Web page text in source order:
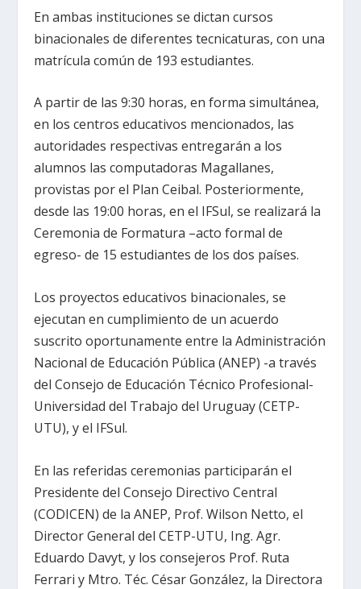
En ambas instituciones se dictan cursos
binacionales de diferentes tecnicaturas, con una
matrícula común de 193 estudiantes.
A partir de las 9:30 horas, en forma simultánea,
en los centros educativos mencionados, las
autoridades respectivas entregarán a los
alumnos las computadoras Magallanes,
provistas por el Plan Ceibal. Posteriormente,
desde las 19:00 horas, en el IFSul, se realizará la
Ceremonia de Formatura –acto formal de
egreso- de 15 estudiantes de los dos países.
Los proyectos educativos binacionales, se
ejecutan en cumplimiento de un acuerdo
suscrito oportunamente entre la Administración
Nacional de Educación Pública (ANEP) -a través
del Consejo de Educación Técnico Profesional-
Universidad del Trabajo del Uruguay (CETP-
UTU), y el IFSul.
En las referidas ceremonias participarán el
Presidente del Consejo Directivo Central
(CODICEN) de la ANEP, Prof. Wilson Netto, el
Director General del CETP-UTU, Ing. Agr.
Eduardo Davyt, y los consejeros Prof. Ruta
Ferrari y Mtro. Téc. César González, la Directora